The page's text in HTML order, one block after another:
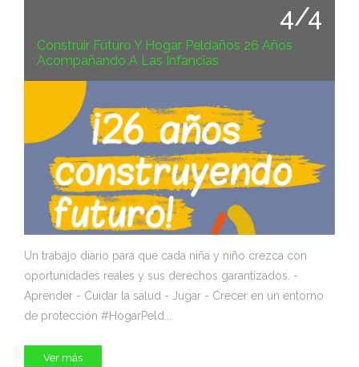
4/4
Construir Futuro Y Hogar Peldaños 26 Años
Acompañando A Las Infancias
Un trabajo diario para que cada niña y niño crezca con
oportunidades reales y sus derechos garantizados. -
Aprender - Cuidar la salud - Jugar - Crecer en un entorno
de protección #HogarPeld...
Ver más